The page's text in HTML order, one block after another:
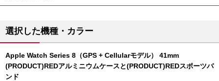
選択した機種・カラー
Apple Watch Series 8（GPS + Cellularモデル） 41mm
(PRODUCT)REDアルミニウムケースと(PRODUCT)REDスポーツバ
ンド